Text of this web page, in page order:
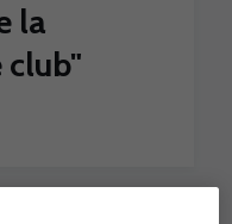
la
club"